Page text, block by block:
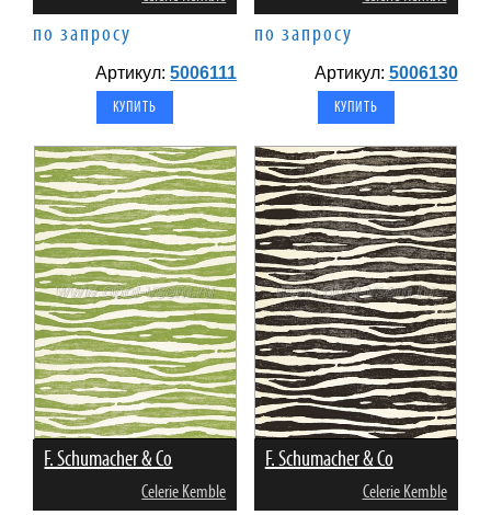
по запросу
Артикул:5006111
по запросу
Артикул: 5006130
F. Schumacher & Co
Celerie Kemble
F. Schumacher & Co
Celerie Kemble